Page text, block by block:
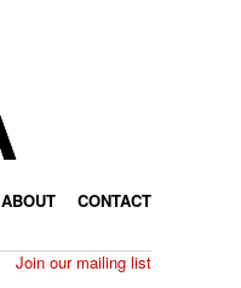
ABOUT CONTACT
Join our mailing list